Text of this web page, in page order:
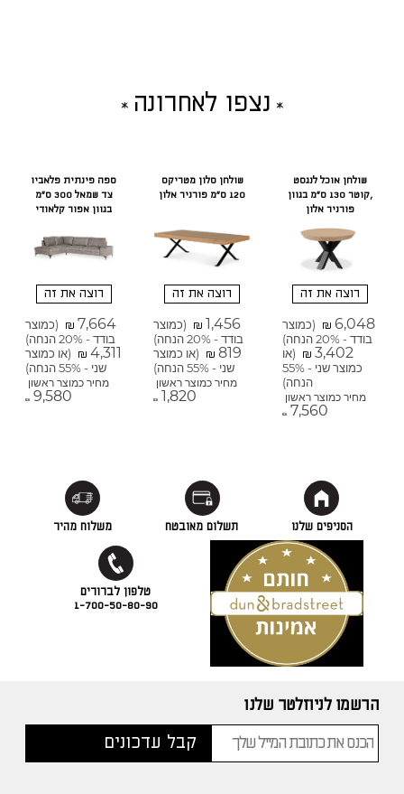
נצפו לאחרונה
שולחן אוכל לנגסט
,קוטר 130 ס"מ בגוון
פורניר אלון
רוצה את זה
₪ 6,048
(כמוצר
בודד - 20% הנחה)
₪ 3,402
(או
כמוצר שני - 55%
הנחה)
מחיר כמוצר ראשון
₪ 7,560
שולחן סלון מטריקס
120 ס"מ פורניר אלון
רוצה את זה
₪ 1,456
(כמוצר
בודד - 20% הנחה)
₪ 819
(או כמוצר
שני - 55% הנחה)
מחיר כמוצר ראשון
₪ 1,820
ספה פינתית פלאביו
צד שמאל 300 ס"מ
בגוון אפור קלאודי
רוצה את זה
₪ 7,664
(כמוצר
בודד - 20% הנחה)
₪ 4,311
(או כמוצר
שני - 55% הנחה)
מחיר כמוצר ראשון
₪ 9,580
הסניפים שלנו תשלום מאובטח משלוח מהיר
1-700-50-80-90
הרשמו לניוזלטר שלנו